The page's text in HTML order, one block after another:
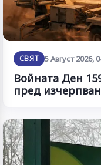
СВЯТ 5 Август 2026,
Войната Ден
пред